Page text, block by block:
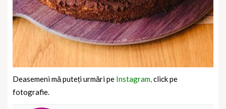
Deasemeni mă puteți urmări pe Instagram,click pe
fotografie.